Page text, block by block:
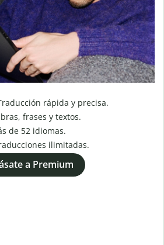
rápida y precisa.
frases y textos.
de 52 idiomas.
ilimitadas.
a Premium